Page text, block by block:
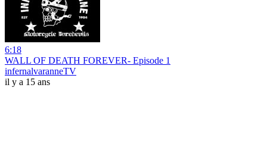
6:18
WALL OF DEATH FOREVER- Episode 1
infernalvaranneTV
il y a 15 ans